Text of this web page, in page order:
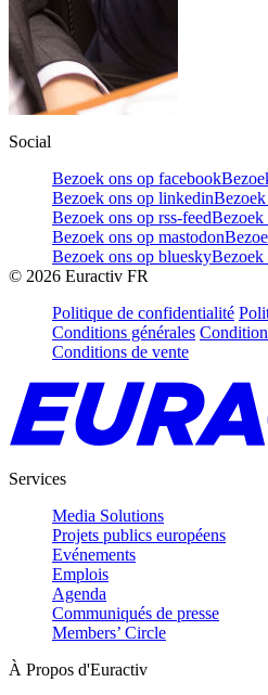
Social
Bezoek ons op facebook
Bezoek ons op linkedin
Bezoek ons op rss-feedBezoek
Bezoek ons op mastodon
Bezoek ons op blueskyBezoek
© 2026 Euractiv FR
Politique de confidentialité
Conditions générales
Conditions de vente
Services
Media Solutions
Projets publics européens
Evénements
Emplois
Agenda
Communiqués de presse
Members’ Circle
À Propos d'Euractiv